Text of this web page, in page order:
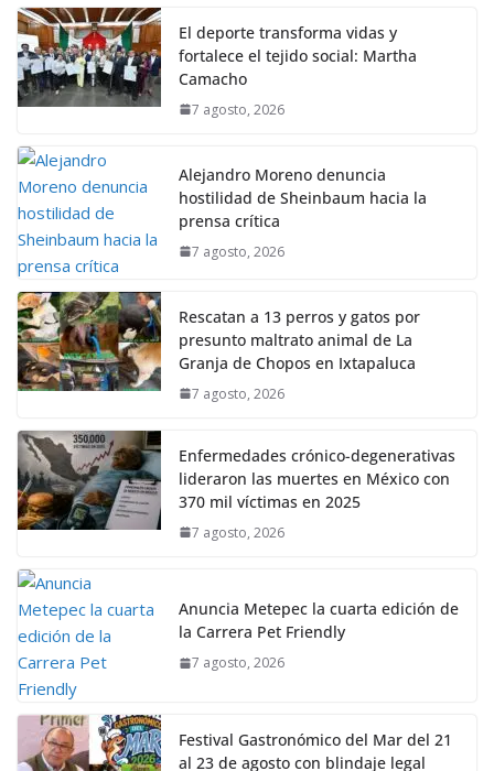
El deporte transforma vidas y
fortalece el tejido social: Martha
Camacho
7 agosto, 2026
Alejandro Moreno denuncia
hostilidad de Sheinbaum hacia la
prensa crítica
7 agosto, 2026
Rescatan a 13 perros y gatos por
presunto maltrato animal de La
Granja de Chopos en Ixtapaluca
7 agosto, 2026
Enfermedades crónico-degenerativas
lideraron las muertes en México con
370 mil víctimas en 2025
7 agosto, 2026
Anuncia Metepec la cuarta edición de
la Carrera Pet Friendly
7 agosto, 2026
Festival Gastronómico del Mar del 21
al 23 de agosto con blindaje legal